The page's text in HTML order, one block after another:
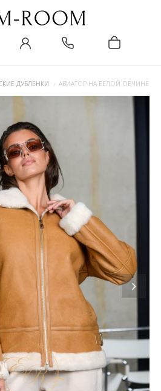
ДУБЛЕНКИ АВИАТОР НА БЕЛОЙ ОВЧИНЕ